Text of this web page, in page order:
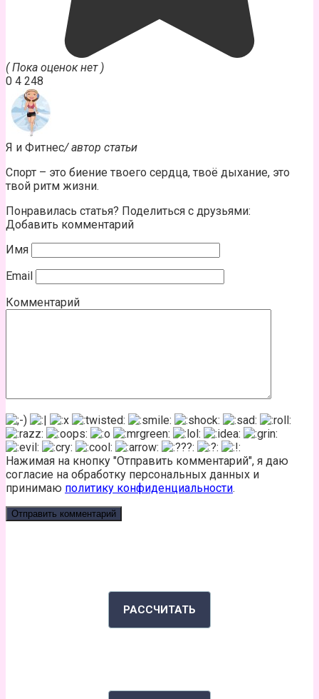
( Пока оценок нет )
0 4 248
Я и Фитнес/ автор статьи
Спорт – это биение твоего сердца, твоё дыхание, это
твой ритм жизни.
Понравилась статья? Поделиться с друзьями:
Добавить комментарий
Имя
Email
Комментарий
Нажимая на кнопку "Отправить комментарий", я даю
согласие на обработку персональных данных и
принимаю политику конфиденциальности.
РАССЧИТАТЬ